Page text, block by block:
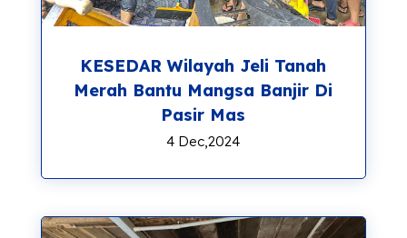
KESEDAR Wilayah Jeli Tanah
Merah Bantu Mangsa Banjir Di
Pasir Mas
4 Dec,2024